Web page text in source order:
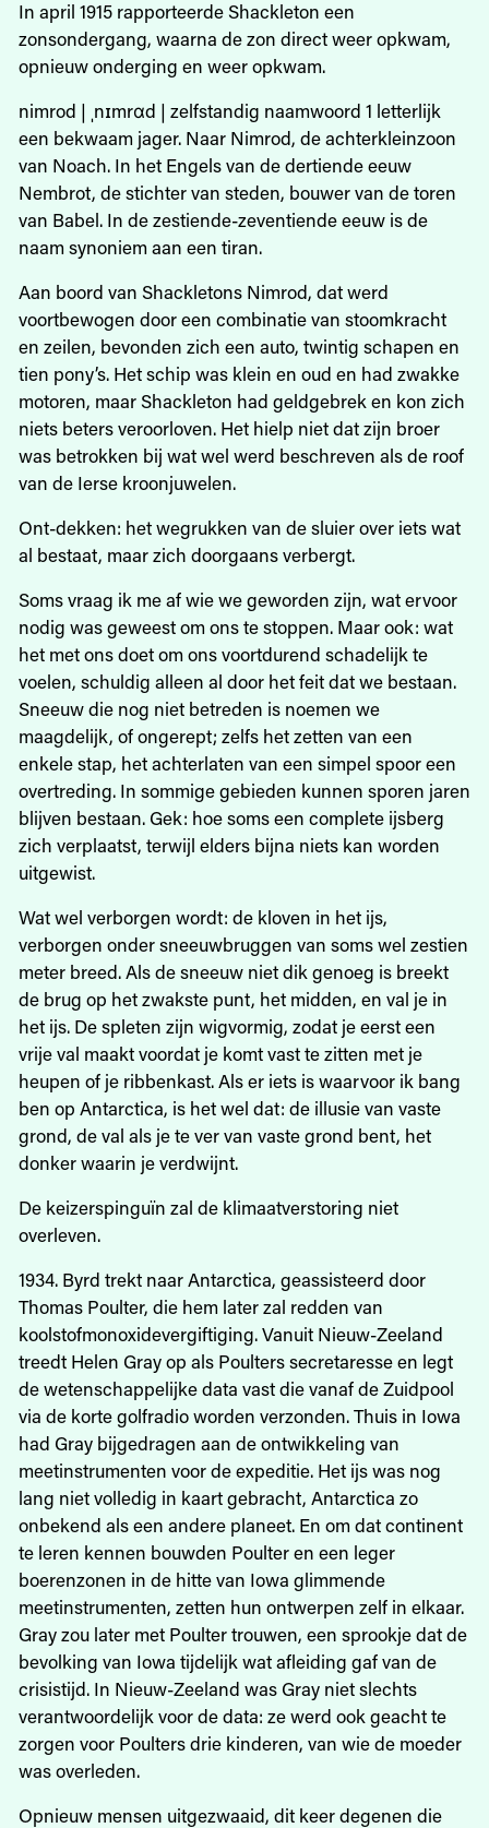
In april 1915 rapporteerde Shackleton een
zonsondergang, waarna de zon direct weer opkwam,
opnieuw onderging en weer opkwam.
nimrod | ˌnɪmrɑd | zelfstandig naamwoord 1 letterlijk
een bekwaam jager. Naar Nimrod, de achterkleinzoon
van Noach. In het Engels van de dertiende eeuw
Nemb­rot, de stichter van steden, bouwer van de toren
van Babel. In de zestiende-zeventiende eeuw is de
naam synoniem aan een tiran.
Aan boord van Shackletons Nimrod, dat werd
voortbewogen door een combinatie van stoomkracht
en zeilen, bevonden zich een auto, twintig schapen en
tien pony’s. Het schip was klein en oud en had zwakke
motoren, maar Shackleton had geldgebrek en kon zich
niets beters veroorloven. Het hielp niet dat zijn broer
was betrokken bij wat wel werd beschreven als de roof
van de Ierse kroonjuwelen.
Ont-dekken: het wegrukken van de sluier over iets wat
al bestaat, maar zich doorgaans verbergt.
Soms vraag ik me af wie we geworden zijn, wat ervoor
nodig was geweest om ons te stoppen. Maar ook: wat
het met ons doet om ons voortdurend schadelijk te
voelen, schuldig alleen al door het feit dat we bestaan.
Sneeuw die nog niet betreden is noemen we
maagdelijk, of ongerept; zelfs het zetten van een
enkele stap, het achterlaten van een simpel spoor een
overtreding. In sommige gebieden kunnen sporen jaren
blijven bestaan. Gek: hoe soms een complete ijsberg
zich verplaatst, terwijl elders bijna niets kan worden
uitgewist.
Wat wel verborgen wordt: de kloven in het ijs,
verborgen onder sneeuwbruggen van soms wel zestien
meter breed. Als de sneeuw niet dik genoeg is breekt
de brug op het zwakste punt, het midden, en val je in
het ijs. De spleten zijn wigvormig, zodat je eerst een
vrije val maakt voordat je komt vast te zitten met je
heupen of je ribbenkast. Als er iets is waarvoor ik bang
ben op Antarctica, is het wel dat: de illusie van vaste
grond, de val als je te ver van vaste grond bent, het
donker waarin je verdwijnt.
De keizerspinguïn zal de klimaatverstoring niet
overleven.
1934. Byrd trekt naar Antarctica, geassisteerd door
Thomas Poulter, die hem later zal redden van
koolstofmonoxidevergiftiging. Vanuit Nieuw-Zeeland
treedt Helen Gray op als Poulters secretaresse en legt
de wetenschappelijke data vast die vanaf de Zuidpool
via de korte golfradio worden verzonden. Thuis in Iowa
had Gray bijgedragen aan de ontwikkeling van
meetinstrumenten voor de expeditie. Het ijs was nog
lang niet volledig in kaart gebracht, Antarctica zo
onbekend als een andere planeet. En om dat continent
te leren kennen bouwden Poulter en een leger
boerenzonen in de hitte van Iowa glimmende
meetinstrumenten, zetten hun ontwerpen zelf in elkaar.
Gray zou later met Poulter trouwen, een sprookje dat de
bevolking van Iowa tijdelijk wat afleiding gaf van de
crisistijd. In Nieuw-Zeeland was Gray niet slechts
verantwoordelijk voor de data: ze werd ook geacht te
zorgen voor Poulters drie kinderen, van wie de moeder
was overleden.
Opnieuw mensen uitgezwaaid, dit keer degenen die